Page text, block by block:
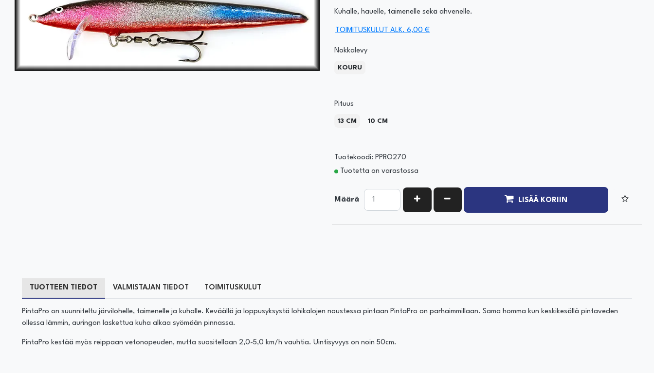
Kuhalle, hauelle, taimenelle sekä ahvenelle.
TOIMITUSKULUT ALK. 6,00 €
Nokkalevy
KOURU
Pituus
13 CM 10 CM
Tuotekoodi: PPRO270
Tuotetta on varastossa
Määrä KASVATA MÄÄRÄÄ
VÄHENNÄ MÄÄRÄÄ LISÄÄ KORIIN
TUOTTEEN TIEDOT VALMISTAJAN TIEDOT TOIMITUSKULUT
PintaPro on suunniteltu järvilohelle, taimenelle ja kuhalle. Keväällä ja loppusyksystä lohikalojen noustessa pintaan PintaPro on parhaimmillaan. Sama homma kun keskikesällä pintaveden
ollessa lämmin, auringon laskettua kuha alkaa syömään pinnassa.
PintaPro kestää myös reippaan vetonopeuden, mutta suositellaan 2,0-5,0 km/h vauhtia. Uintisyvyys on noin 50cm.